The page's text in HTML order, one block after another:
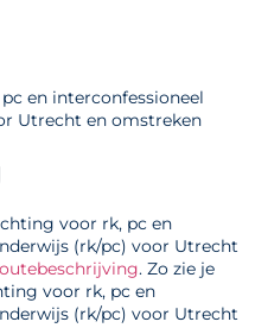
en interconfessioneel
Utrecht en omstreken
voor rk, pc en
(rk/pc) voor Utrecht
. Zo zie je
voor rk, pc en
(rk/pc) voor Utrecht